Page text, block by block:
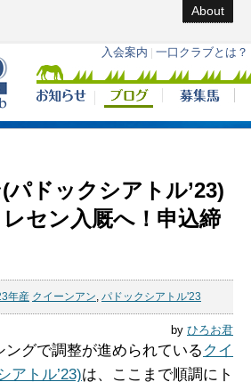
About
パドックシアトル’23)
セン入厩へ！申込締
年産 クイーンアン, パドックシアトル'23
by ひろお君
グで調整が進められている クイ
アトル’23)は、ここまで順調にト